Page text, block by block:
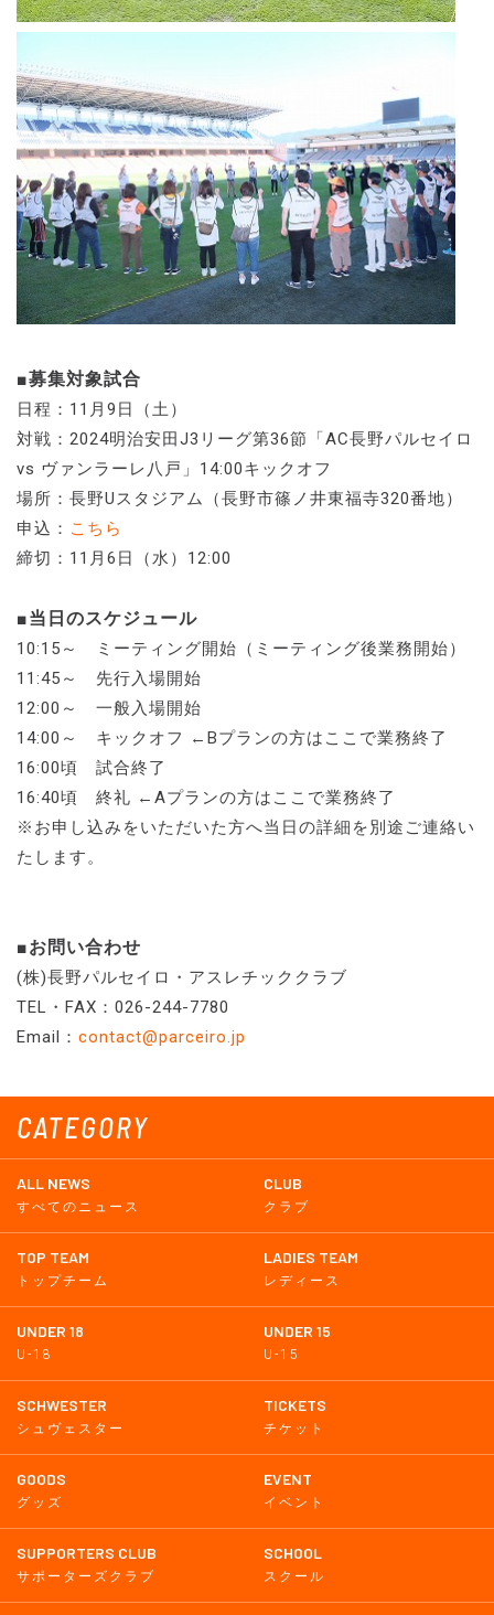
CATEGORY
ALL NEWS
すべてのニュース
CLUB
クラブ
TOP TEAM
トップチーム
LADIES TEAM
レディース
UNDER 18
U-18
UNDER 15
U-15
SCHWESTER
シュヴェスター
TICKETS
チケット
GOODS
グッズ
EVENT
イベント
SUPPORTERS CLUB
サポーターズクラブ
SCHOOL
スクール
■募集対象試合
日程：11月9日（土）
対戦：2024明治安田J3リーグ第36節「AC長野パルセイロ
vs ヴァンラーレ八戸」14:00キックオフ
場所：長野Uスタジアム（長野市篠ノ井東福寺320番地）
申込： こちら
締切：11月6日（水）12:00
■当日のスケジュール
10:15～ ミーティング開始（ミーティング後業務開始）
11:45～ 先行入場開始
12:00～ 一般入場開始
14:00～ キックオフ ←Bプランの方はここで業務終了
16:00頃 試合終了
16:40頃 終礼 ←Aプランの方はここで業務終了
※お申し込みをいただいた方へ当日の詳細を別途ご連絡い
たします。
■お問い合わせ
(株)長野パルセイロ・アスレチッククラブ
TEL・FAX：026-244-7780
Email： contact@parceiro.jp